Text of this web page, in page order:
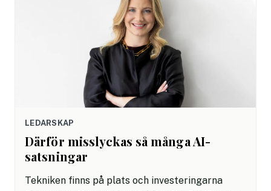
LEDARSKAP
Därför misslyckas så många AI-
satsningar
Tekniken finns på plats och investeringarna